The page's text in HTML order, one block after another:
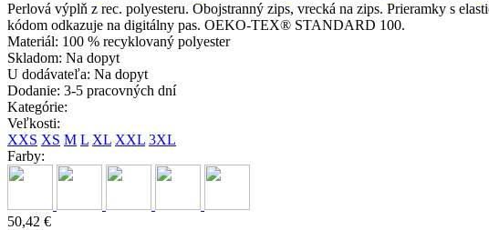
Perlová výplň z rec. polyesteru. Obojstranný zips, vrecká na zips. Prieramky s
kódom odkazuje na digitálny pas. OEKO-TEX® STANDARD 100.
Materiál: 100 % recyklovaný polyester
Skladom: Na dopyt
U dodávateľa: Na dopyt
Dodanie: 3-5 pracovných dní
Kategórie:
Veľkosti:
XXS XS M L XL XXL 3XL
Farby:
50,42 €